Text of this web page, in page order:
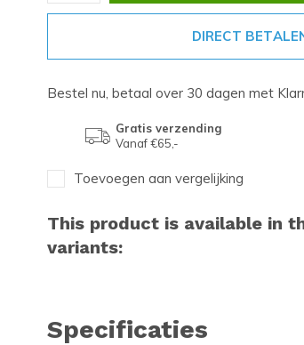
DIRECT
Bestel nu, betaal over 30 dagen met
Gratis verzending
Vanaf €65,-
Toevoegen aan vergelijking
This product is available in
variants:
Specificaties